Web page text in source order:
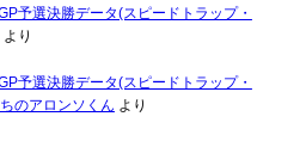
予選決勝データ(スピードトラップ・
より
予選決勝データ(スピードトラップ・
のアロンソくん より